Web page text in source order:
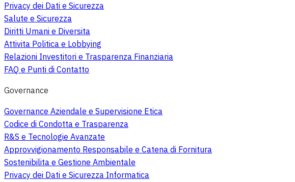
Privacy dei Dati e Sicurezza
Salute e Sicurezza
Diritti Umani e Diversita
Attivita Politica e Lobbying
Relazioni Investitori e Trasparenza Finanziaria
FAQ e Punti di Contatto
Governance
Governance Aziendale e Supervisione Etica
Codice di Condotta e Trasparenza
R&S e Tecnologie Avanzate
Approvvigionamento Responsabile e Catena di Fornitura
Sostenibilita e Gestione Ambientale
Privacy dei Dati e Sicurezza Informatica